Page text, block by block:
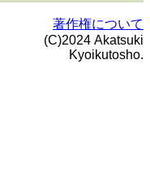
著作権について
(C)2024 Akatsuki
Kyoikutosho.